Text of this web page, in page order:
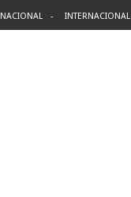
NACIONAL INTERNACIONAL